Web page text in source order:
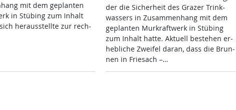
mit dem ge­plan­ten
in St­ü­bing zum In­halt
her­aus­s­tell­te zur rech­
der die Si­cher­heit des Gra­zer Trink­
was­sers in Zu­sam­men­hang mit dem
ge­plan­ten Mur­kraft­werk in St­ü­bing
zum In­halt hat­te. Ak­tu­ell be­ste­hen er­
heb­li­che Zwei­fel da­ran, dass die Brun­
nen in Frie­sach –…